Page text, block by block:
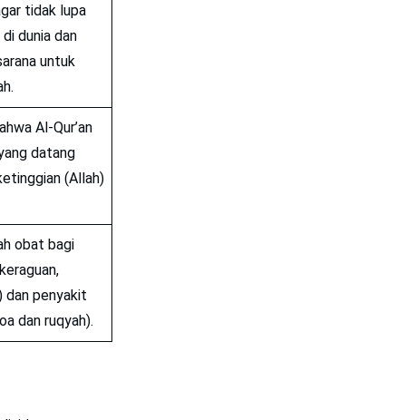
tidak lupa
dunia dan
untuk
Al-Qur’an
datang
(Allah)
obat bagi
dan penyakit
dan ruqyah).